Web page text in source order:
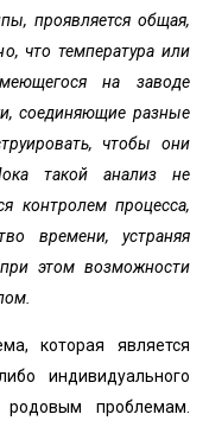
проявляется общая,
что температура или
на заводе
соединяющие разные
чтобы они
такой анализ не
контролем процесса,
времени, устраняя
этом возможности
которая является
индивидуального
проблемам.